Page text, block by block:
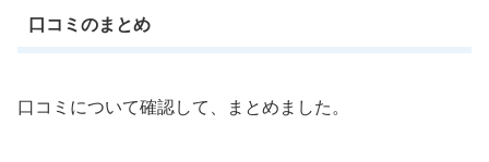
口コミのまとめ
口コミについて確認して、まとめました。